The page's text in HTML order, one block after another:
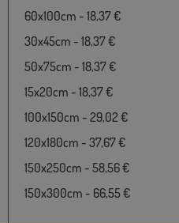
60x100cm - 18,37 €
30x45cm - 18,37 €
50x75cm - 18,37 €
15x20cm - 18,37 €
100x150cm - 29,02 €
120x180cm - 37,67 €
150x250cm - 58,56 €
150x300cm - 66,55 €